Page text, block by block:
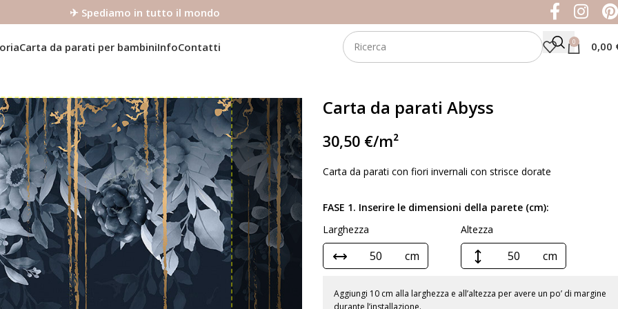
✈ Spediamo in tutto il mondo
Carta da parati per bambiniInfoContatti 0 0,00
Carta da parati Abyss
30,50 €/m²
Carta da parati con fiori invernali con strisce dorate
FASE 1. Inserire le dimensioni della parete (cm):
Larghezza
cm
Altezza
cm
Aggiungi 10 cm alla larghezza e all’altezza per avere un po’ di margine